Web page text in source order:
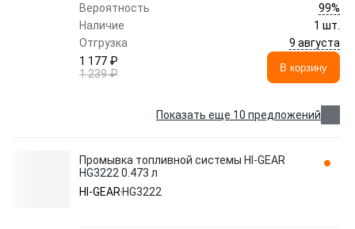
Вероятность
99%
Наличие
1 шт.
Отгрузка
9 августа
1 177 ₽
1 239 ₽
В корзину
Показать еще 10 предложений
Промывка топливной системы HI-GEAR
HG3222 0.473 л
HI-GEAR HG3222